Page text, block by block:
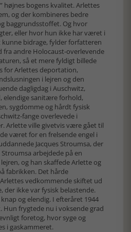
højnes bogens kvalitet. Arlettes
og der kombineres bedre
baggrundsstoffet. Og hvor
eller hvor hun ikke har været i
bidrage, fylder forfatteren
fra andre Holocaust-overlevende
så et mere fyldigt billede
for Arlettes deportation,
i lejren og den
dagligdag i Auschwitz,
elendige sanitære forhold,
sygdomme og hårdt fysisk
fange overlevede i
Arlette ville givetvis være gået til
været for en frelsende engel i
Jacques Stroumsa, der
arbejdede på en
og han skaffede Arlette og
fabrikken. Det hårde
vedkommende skiftet ud
der ikke var fysisk belastende.
og elendig. I efteråret 1944
frygtede nu i voksende grad
foretog, hvor syge og
i gaskammeret.